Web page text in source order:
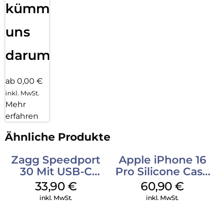
kümmern
uns
darum!
ab 0,00 €
inkl. MwSt.
Mehr
erfahren
Ähnliche Produkte
Zagg Speedport
30 Mit USB-C
Kabel Weiß
33,90 €
inkl. MwSt.
Apple iPhone 16
Pro Silicone Case
MagSafe Stone
Gray
60,90€
inkl. MwSt.